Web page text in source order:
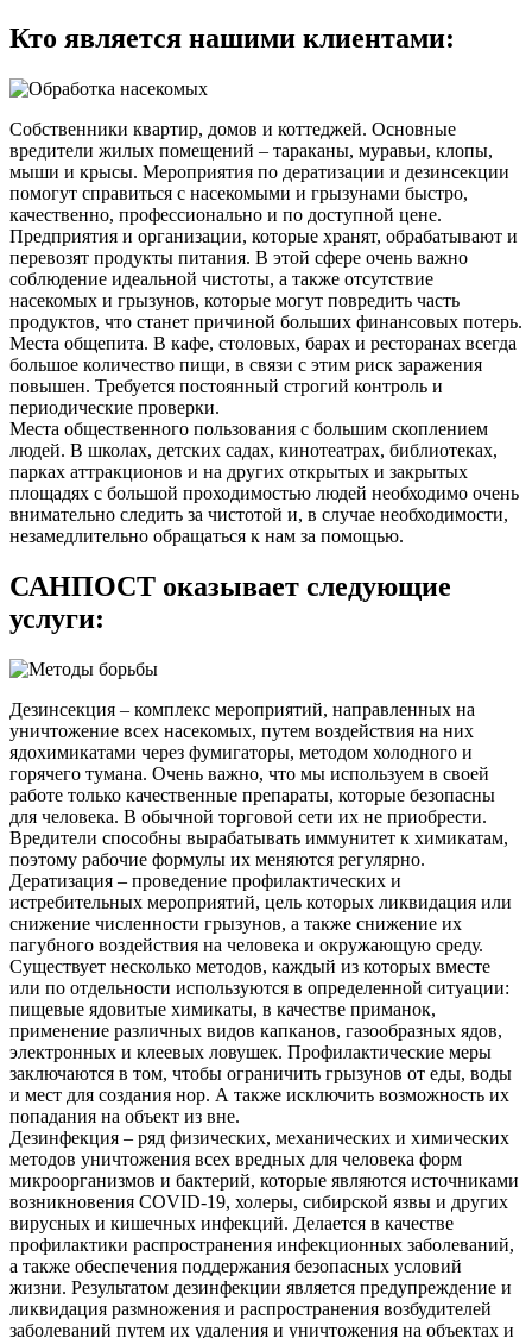
Кто является нашими клиентами:
Собственники квартир, домов и коттеджей. Основные
вредители жилых помещений – тараканы, муравьи, клопы,
мыши и крысы. Мероприятия по дератизации и дезинсекции
помогут справиться с насекомыми и грызунами быстро,
качественно, профессионально и по доступной цене.
Предприятия и организации, которые хранят, обрабатывают и
перевозят продукты питания. В этой сфере очень важно
соблюдение идеальной чистоты, а также отсутствие
насекомых и грызунов, которые могут повредить часть
продуктов, что станет причиной больших финансовых потерь.
Места общепита. В кафе, столовых, барах и ресторанах всегда
большое количество пищи, в связи с этим риск заражения
повышен. Требуется постоянный строгий контроль и
периодические проверки.
Места общественного пользования с большим скоплением
людей. В школах, детских садах, кинотеатрах, библиотеках,
парках аттракционов и на других открытых и закрытых
площадях с большой проходимостью людей необходимо очень
внимательно следить за чистотой и, в случае необходимости,
незамедлительно обращаться к нам за помощью.
САНПОСТ оказывает следующие
услуги:
Дезинсекция – комплекс мероприятий, направленных на
уничтожение всех насекомых, путем воздействия на них
ядохимикатами через фумигаторы, методом холодного и
горячего тумана. Очень важно, что мы используем в своей
работе только качественные препараты, которые безопасны
для человека. В обычной торговой сети их не приобрести.
Вредители способны вырабатывать иммунитет к химикатам,
поэтому рабочие формулы их меняются регулярно.
Дератизация – проведение профилактических и
истребительных мероприятий, цель которых ликвидация или
снижение численности грызунов, а также снижение их
пагубного воздействия на человека и окружающую среду.
Существует несколько методов, каждый из которых вместе
или по отдельности используются в определенной ситуации:
пищевые ядовитые химикаты, в качестве приманок,
применение различных видов капканов, газообразных ядов,
электронных и клеевых ловушек. Профилактические меры
заключаются в том, чтобы ограничить грызунов от еды, воды
и мест для создания нор. А также исключить возможность их
попадания на объект из вне.
Дезинфекция – ряд физических, механических и химических
методов уничтожения всех вредных для человека форм
микроорганизмов и бактерий, которые являются источниками
возникновения COVID-19, холеры, сибирской язвы и других
вирусных и кишечных инфекций. Делается в качестве
профилактики распространения инфекционных заболеваний,
а также обеспечения поддержания безопасных условий
жизни. Результатом дезинфекции является предупреждение и
ликвидация размножения и распространения возбудителей
заболеваний путем их удаления и уничтожения на объектах и